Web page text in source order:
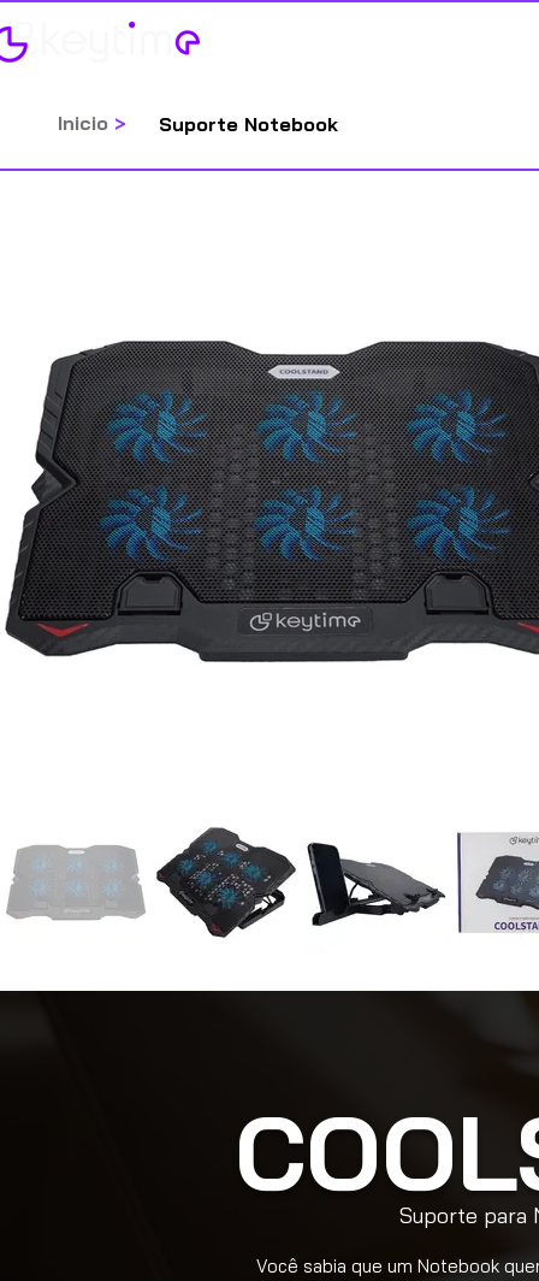
Inicio > Suporte Notebook
Você sabia que um Notebook
Suporte para